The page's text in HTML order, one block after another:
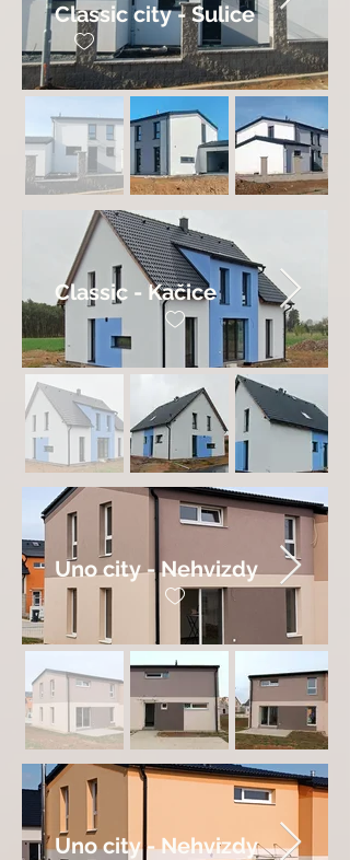
Classic city - Sulice
Classic - Kačice
Uno city - Nehvizdy
Uno city - Nehvizdy